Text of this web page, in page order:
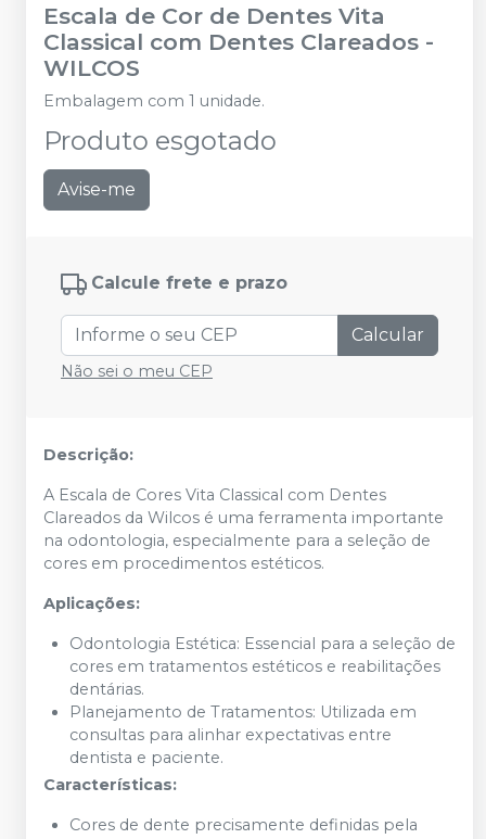
Escala de Cor de Dentes Vita
Classical com Dentes Clareados -
WILCOS
Embalagem com 1 unidade.
Produto esgotado
Avise-me
Calcule frete e prazo
Calcular
Não sei o meu CEP
Descrição:
A Escala de Cores Vita Classical com Dentes
Clareados da Wilcos é uma ferramenta importante
na odontologia, especialmente para a seleção de
cores em procedimentos estéticos.
Aplicações:
Odontologia Estética: Essencial para a seleção de
cores em tratamentos estéticos e reabilitações
dentárias.
Planejamento de Tratamentos: Utilizada em
consultas para alinhar expectativas entre
dentista e paciente.
Características:
Cores de dente precisamente definidas pela